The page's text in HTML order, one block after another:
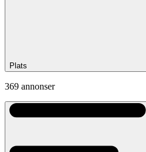
Plats
369 annonser